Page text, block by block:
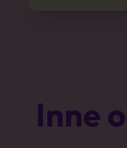
Inne